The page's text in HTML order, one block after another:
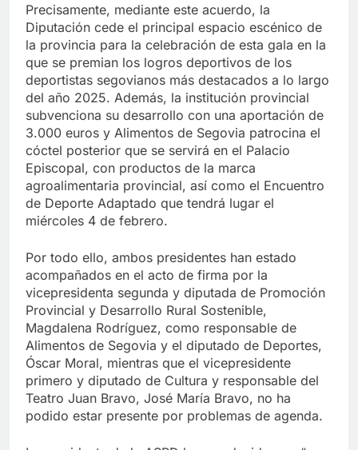
Precisamente, mediante este acuerdo, la
Diputación cede el principal espacio escénico de
la provincia para la celebración de esta gala en la
que se premian los logros deportivos de los
deportistas segovianos más destacados a lo largo
del año 2025. Además, la institución provincial
subvenciona su desarrollo con una aportación de
3.000 euros y Alimentos de Segovia patrocina el
cóctel posterior que se servirá en el Palacio
Episcopal, con productos de la marca
agroalimentaria provincial, así como el Encuentro
de Deporte Adaptado que tendrá lugar el
miércoles 4 de febrero.
Por todo ello, ambos presidentes han estado
acompañados en el acto de firma por la
vicepresidenta segunda y diputada de Promoción
Provincial y Desarrollo Rural Sostenible,
Magdalena Rodríguez, como responsable de
Alimentos de Segovia y el diputado de Deportes,
Óscar Moral, mientras que el vicepresidente
primero y diputado de Cultura y responsable del
Teatro Juan Bravo, José María Bravo, no ha
podido estar presente por problemas de agenda.